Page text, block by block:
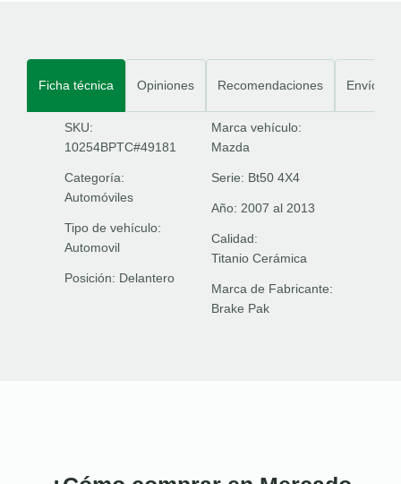
Ficha técnica Opiniones Recomendaciones Envíos
SKU:
10254BPTC#49181
Categoría:
Automóviles
Tipo de vehículo:
Automovil
Posición: Delantero
Marca vehículo:
Mazda
Serie: Bt50 4X4
Año: 2007 al 2013
Calidad:
Titanio Cerámica
Marca de Fabricante:
Brake Pak